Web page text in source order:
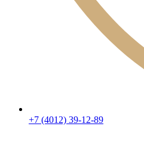
+7 (4012) 39-12-89